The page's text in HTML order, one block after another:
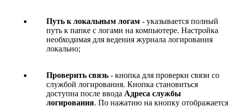
Путь к локальным логам - указывается полный
путь к папке с логами на компьютере. Настройка
необходимая для ведения журнала логирования
локально;
Проверить связь - кнопка для проверки связи со
службой логирования. Кнопка становиться
доступна после ввода Адреса службы
логирования. По нажатию на кнопку отображается